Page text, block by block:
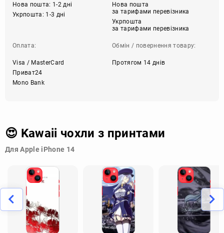
Нова пошта: 1-2 дні
Укрпошта: 1-3 дні
Нова пошта
за тарифами перевізника
Укрпошта
за тарифами перевізника
Оплата:
Visa / MasterCard
Приват24
Mono Bank
Обмін / повернення товару:
Протягом 14 днів
😍 Kawaii чохли з принтами
Для Apple iPhone 14